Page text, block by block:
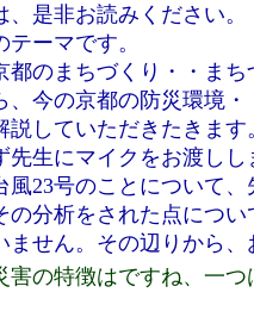
是非お読みください。
ーマです。
都のまちづくり・・ま
、今の京都の防災環境
説していただきたきます
先生にマイクをお渡し
風23号のことについて
の分析をされた点につ
ません。その辺りから
害の特徴はですね、一